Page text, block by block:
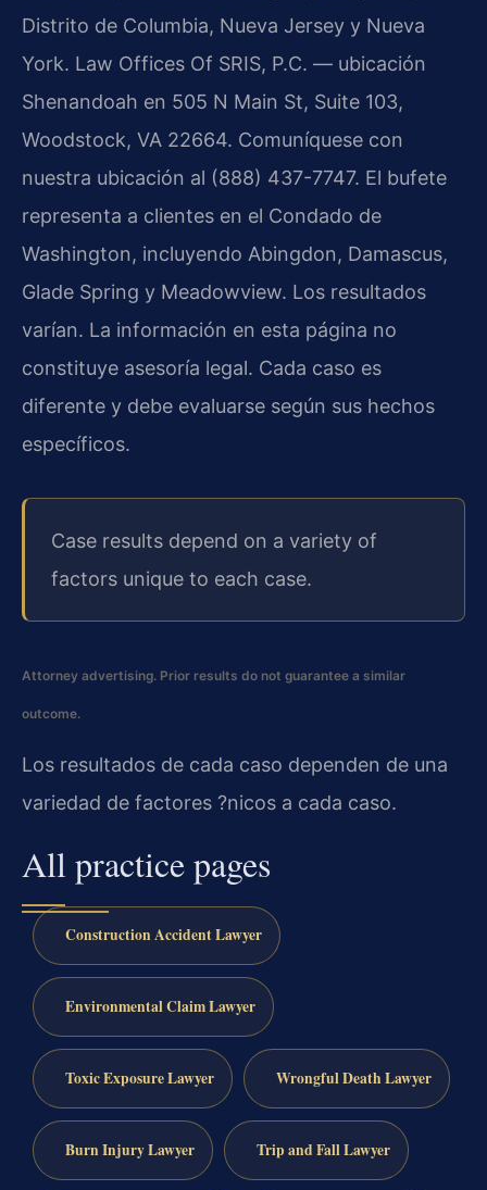
Distrito de Columbia, Nueva Jersey y Nueva
York. Law Offices Of SRIS, P.C. — ubicación
Shenandoah en 505 N Main St, Suite 103,
Woodstock, VA 22664. Comuníquese con
nuestra ubicación al (888) 437-7747. El bufete
representa a clientes en el Condado de
Washington, incluyendo Abingdon, Damascus,
Glade Spring y Meadowview. Los resultados
varían. La información en esta página no
constituye asesoría legal. Cada caso es
diferente y debe evaluarse según sus hechos
específicos.
Case results depend on a variety of
factors unique to each case.
Attorney advertising. Prior results do not guarantee a similar
outcome.
Los resultados de cada caso dependen de una
variedad de factores ?nicos a cada caso.
All practice pages
Construction Accident Lawyer
Environmental Claim Lawyer
Toxic Exposure Lawyer Wrongful Death Lawyer
Burn Injury Lawyer Trip and Fall Lawyer